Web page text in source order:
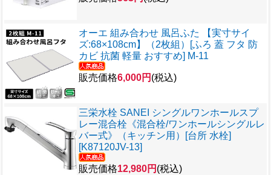
オーエ 組み合わせ 風呂ふた 【実寸サイ
ズ:68×108cm】（2枚組）[ふろ 蓋 フタ 防
カビ 抗菌 軽量 おすすめ] M-11
販売価格6,000円 (税込)
三栄水栓 SANEI シングルワンホールスプ
レー混合栓《混合栓/ワンホールシングルレ
バー式》（キッチン用）[台所 水栓]
[K87120JV-13]
販売価格12,980円 (税込)